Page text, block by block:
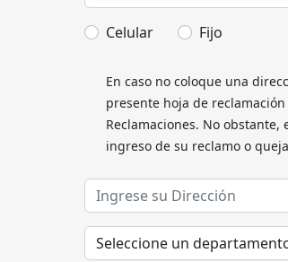
Celular Fijo
En caso no coloque una
presente hoja de
Reclamaciones. No
ingreso de su reclamo o